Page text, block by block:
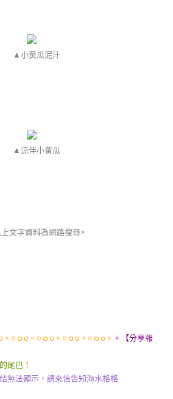
▲小黃瓜泥汁
▲涼伴小黃瓜
文字資料為網路搜尋>
○ｏo。○ｏo。○ｏo。○ｏo。 。【分享報
尾巴！
無法顯示，請來信告知海水格格